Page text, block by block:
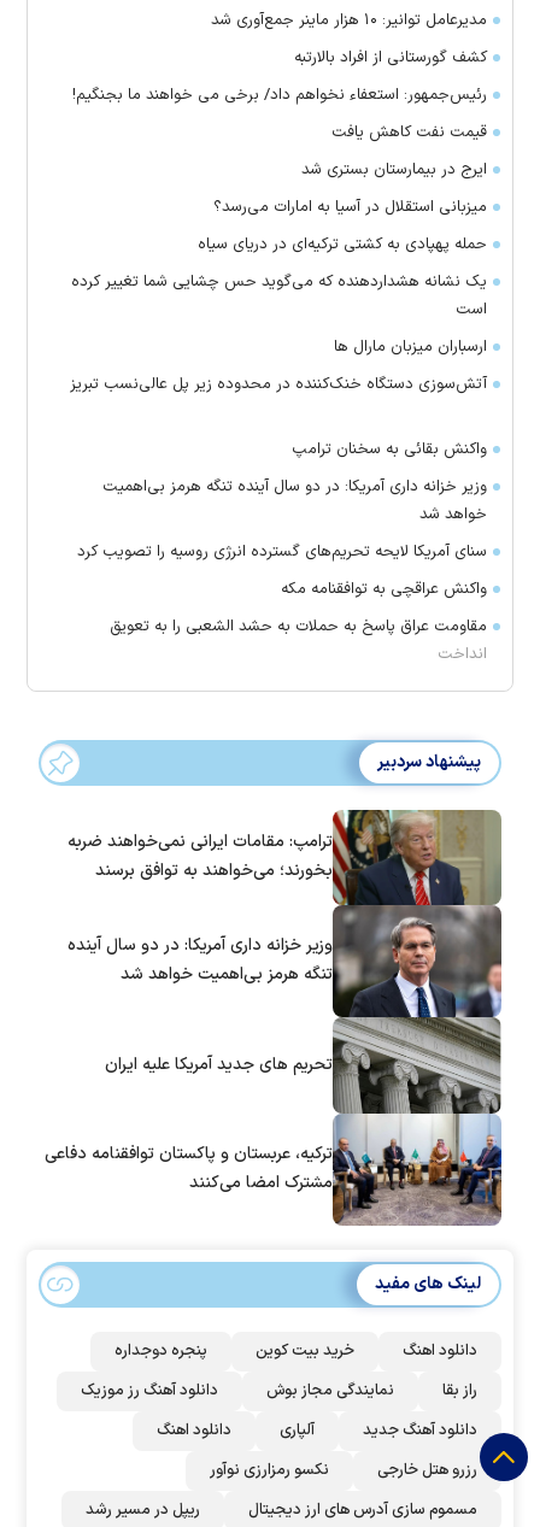
مدیرعامل توانیر: ۱۰ هزار ماینر جمع‌آوری شد
کشف گورستانی از افراد بالارتبه
رئیس‌جمهور: استعفاء نخواهم داد/ برخی می خواهند ما بجنگیم!
قیمت نفت کاهش یافت
ایرج در بیمارستان بستری شد
میزبانی استقلال در آسیا به امارات می‌رسد؟
حمله پهپادی به کشتی ترکیه‌ای در دریای سیاه
یک نشانه هشداردهنده که می‌گوید حس چشایی شما تغییر کرده
است
ارسباران میزبان مارال ها
آتش‌سوزی دستگاه خنک‌کننده در محدوده زیر پل عالی‌نسب تبریز
واکنش بقائی به سخنان ترامپ
وزیر خزانه داری آمریکا: در دو سال آینده تنگه هرمز بی‌اهمیت
خواهد شد
سنای آمریکا لایحه تحریم‌های گسترده انرژی روسیه را تصویب کرد
واکنش عراقچی به توافقنامه مکه
مقاومت عراق پاسخ به حملات به حشد الشعبی را به تعویق
انداخت
پیشنهاد سردبیر
ترامپ: مقامات ایرانی نمی‌خواهند ضربه
بخورند؛ می‌خواهند به توافق برسند
وزیر خزانه داری آمریکا: در دو سال آینده
تنگه هرمز بی‌اهمیت خواهد شد
تحریم های جدید آمریکا علیه ایران
ترکیه، عربستان و پاکستان توافقنامه دفاعی
مشترک امضا می‌کنند
لینک های مفید
دانلود اهنگ خرید بیت کوین
پنجره دوجداره
راز بقا
نمایندگی مجاز بوش
دانلود آهنگ رز‌ موزیک
دانلود آهنگ جدید
آلپاری
دانلود اهنگ
رزرو هتل خارجی
نکسو رمزارزی نوآور
مسموم سازی آدرس های ارز دیجیتال
ریپل در مسیر رشد